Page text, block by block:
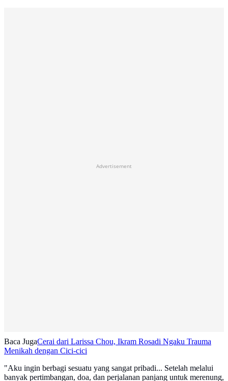
Advertisement
Baca JugaCerai dari Larissa Chou, Ikram Rosadi Ngaku Trauma
Menikah dengan Cici-cici
"Aku ingin berbagi sesuatu yang sangat pribadi... Setelah melalui
banyak pertimbangan, doa, dan perjalanan panjang untuk merenung,